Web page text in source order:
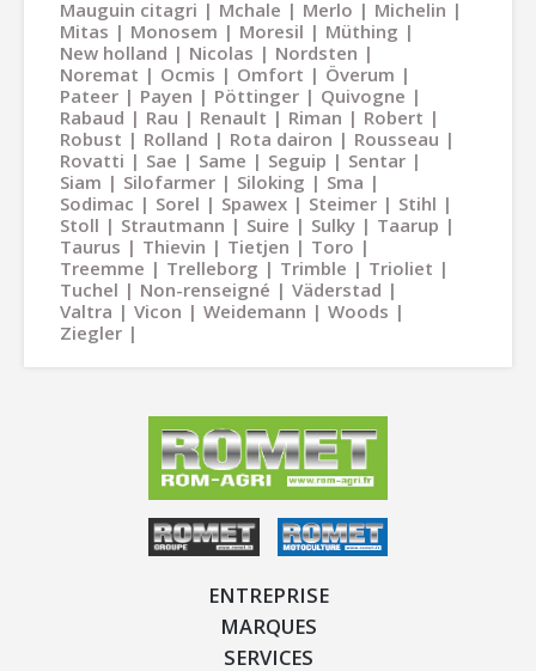
Mauguin citagri
Mchale Merlo
Michelin
Mitas
Monosem Moresil
Müthing
New holland
Nicolas
Nordsten
Noremat
Ocmis Omfort
Överum
Pateer
Payen Pöttinger
Quivogne
Rabaud
Rau Renault Riman
Robert
Robust
Rolland Rota dairon
Rousseau
Rovatti
Sae Same Seguip
Sentar
Siam
Silofarmer Siloking
Sma
Sodimac
Sorel Spawex Steimer
Stihl
Stoll
Strautmann Suire Sulky
Taarup
Taurus
Thievin Tietjen
Toro
Treemme
Trelleborg Trimble
Trioliet
Tuchel
Non-renseigné
Väderstad
Valtra
Vicon Weidemann
Woods
Ziegler
ENTREPRISE
MARQUES
SERVICES